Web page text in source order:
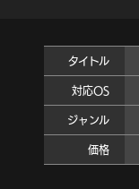
タイトル
対応OS
ジャンル
価格